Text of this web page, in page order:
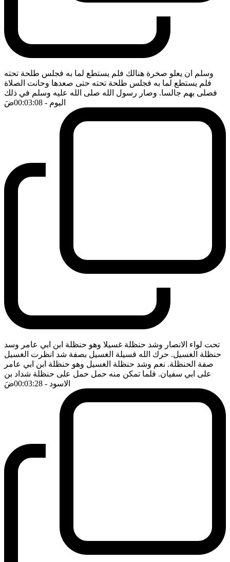
وسلم ان يعلو صخرة هنالك فلم يستطع لما به فجلس طلحة تحته
فلم يستطع لما به فجلس طلحة تحته حتى صعدها وحانت الصلاة
فصلى بهم جالسا. وصار رسول الله صلى الله عليه وسلم في ذلك
اليوم - 00:03:08 ضَ
تحت لواء الانصار وشد حنظلة غسيلا وهو حنظلة ابن ابي عامر وسد
حنظلة الغسيل. حرك الله قسيلة الغسيل بصفة شد انظرت الغسيل
صفة الحنظلة. نعم وشد حنظلة الغسيل وهو حنظلة ابن ابي عامر
على ابي سفيان. فلما تمكن منه حمل حمل على حنظلة شداد بن
الاسود - 00:03:28 ضَ